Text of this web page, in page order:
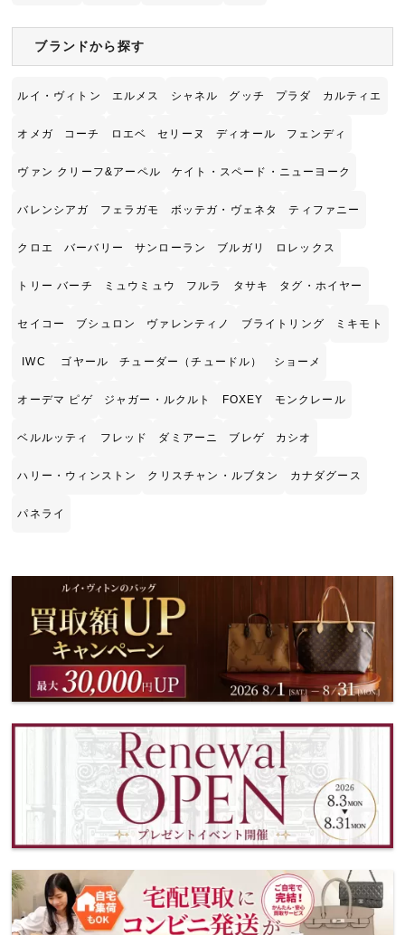
ブランドから探す
ルイ・ヴィトン エルメス シャネル グッチ プラダ カルティエ
オメガ コーチ ロエベ セリーヌ ディオール フェンディ
ヴァン クリーフ&アーペル ケイト・スペード・ニューヨーク
バレンシアガ フェラガモ ボッテガ・ヴェネタ ティファニー
クロエ バーバリー サンローラン ブルガリ ロレックス
トリー バーチ ミュウミュウ フルラ タサキ タグ・ホイヤー
セイコー ブシュロン ヴァレンティノ ブライトリング ミキモト
IWC ゴヤール チューダー（チュードル） ショーメ
オーデマ ピゲ ジャガー・ルクルト FOXEY モンクレール
ベルルッティ フレッド ダミアーニ ブレゲ カシオ
ハリー・ウィンストン クリスチャン・ルブタン カナダグース
パネライ